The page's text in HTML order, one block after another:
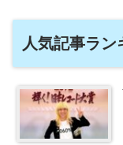
人気記事ラン